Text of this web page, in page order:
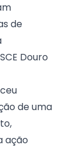
de
Douro
de uma
ação